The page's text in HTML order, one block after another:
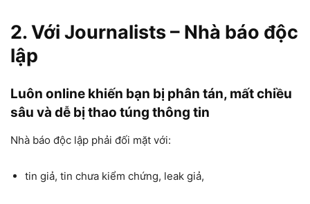
2. Với Journalists – Nhà báo độc
lập
Luôn online khiến bạn bị phân tán, mất chiều
sâu và dễ bị thao túng thông tin
Nhà báo độc lập phải đối mặt với:
tin giả, tin chưa kiểm chứng, leak giả,